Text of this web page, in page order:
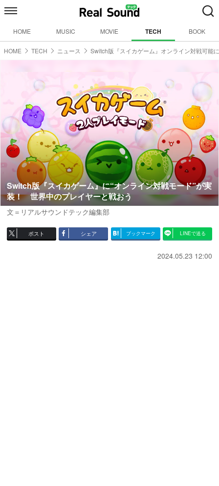
HOME MUSIC MOVIE TECH BOOK
HOME TECH ニュース Switch版『スイカゲーム』オンライン対戦可能に
Switch版『スイカゲーム』に“オンライン対戦モード”が実
装！ 世界中のプレイヤーと戦おう
文＝リアルサウンドテック編集部
ポスト シェア ブックマーク LINEで送る
2024.05.23 12:00